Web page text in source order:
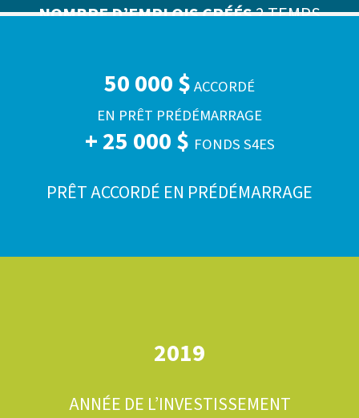
NOMBRE D’EMPLOIS CRÉÉS2 TEMPS
50 000 $ACCORDÉ
EN PRÊT PRÉDÉMARRAGE
+ 25 000 $ FONDS S4ES
PRÊT ACCORDÉ EN PRÉDÉMARRAGE
2019
ANNÉE DE L’INVESTISSEMENT